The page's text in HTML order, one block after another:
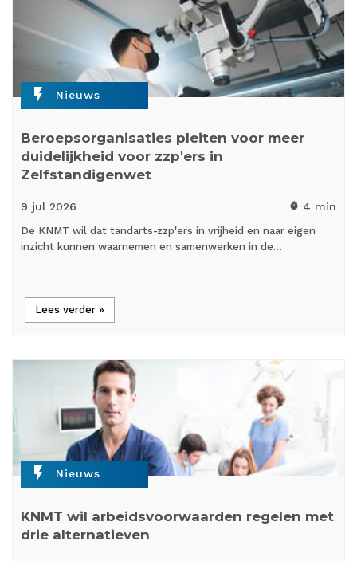
flash_on Nieuws
Beroepsorganisaties pleiten voor meer
duidelijkheid voor zzp'ers in
Zelfstandigenwet
9 jul 2026 timer 4 min
De KNMT wil dat tandarts-zzp'ers in vrijheid en naar eigen
inzicht kunnen waarnemen en samenwerken in de…
Lees verder »
flash_on Nieuws
KNMT wil arbeidsvoorwaarden regelen met
drie alternatieven